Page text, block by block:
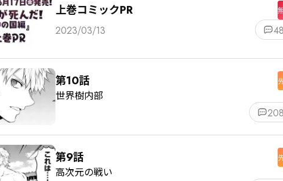
上巻コミックPR
2023/03/13 48
第10話
世界樹内部
208
第9話
高次元の戦い